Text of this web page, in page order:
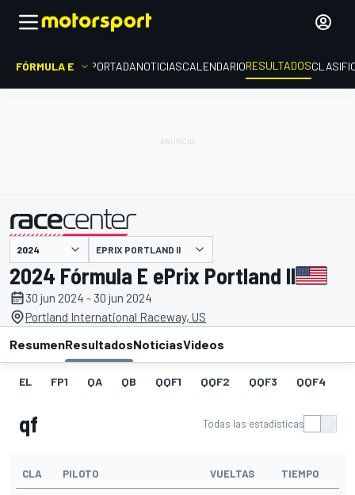
FÓRMULA E PORTADANOTICIASCALENDARIORESULTADOS
presentado por EPRIX PORTLAND II
2024 Fórmula E ePrix Portland II
30 jun 2024 - 30 jun 2024
Portland International Raceway, US
ResumenResultadosNoticiasVideos
EL FP1 QA QB QQF1 QQF2 QQF3 QQF4
qf Todas las estadísticas
CLA PILOTO VUELTAS TIEMPO